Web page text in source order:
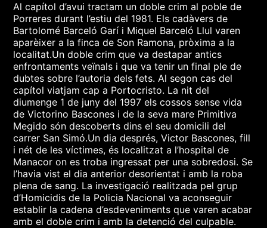
Al capítol d’avui tractam un doble crim al poble de
Porreres durant l’estiu del 1981. Els cadàvers de
Bartolomé Barceló Garí i Miquel Barceló Llul varen
aparèixer a la finca de Son Ramona, pròxima a la
localitat.Un doble crim que va destapar antics
enfrontaments veïnals i que va tenir un final ple de
dubtes sobre l’autoria dels fets. Al segon cas del
capítol viatjam cap a Portocristo. La nit del
diumenge 1 de juny del 1997 els cossos sense vida
de Victorino Bascones i de la seva mare Primitiva
Megido són descoberts dins el seu domicili del
carrer San Simó.Un dia després, Victor Bascones, fill
i nét de les víctimes, és localitzat a l’hospital de
Manacor on es troba ingressat per una sobredosi. Se
l’havia vist el dia anterior desorientat i amb la roba
plena de sang. La investigació realitzada pel grup
d’Homicidis de la Policia Nacional va aconseguir
establir la cadena d’esdeveniments que varen acabar
amb el doble crim i amb la detenció del culpable.